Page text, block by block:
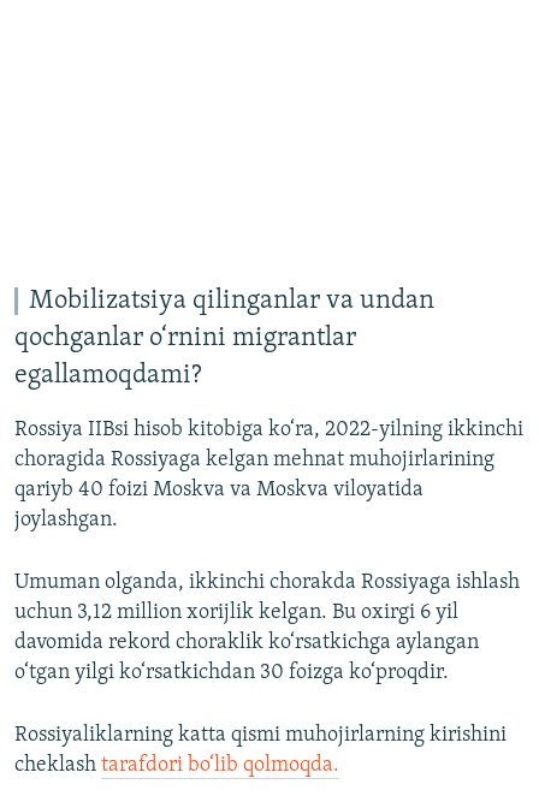
Mobilizatsiya qilinganlar va undan
qochganlar o‘rnini migrantlar
egallamoqdami?
Rossiya IIBsi hisob kitobiga ko‘ra, 2022-yilning ikkinchi
choragida Rossiyaga kelgan mehnat muhojirlarining
qariyb 40 foizi Moskva va Moskva viloyatida
joylashgan.
Umuman olganda, ikkinchi chorakda Rossiyaga ishlash
uchun 3,12 million xorijlik kelgan. Bu oxirgi 6 yil
davomida rekord choraklik ko‘rsatkichga aylangan
o‘tgan yilgi ko‘rsatkichdan 30 foizga ko‘proqdir.
Rossiyaliklarning katta qismi muhojirlarning kirishini
cheklash tarafdori bo‘lib qolmoqda.